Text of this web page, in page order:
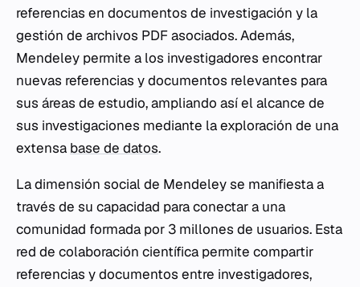
referencias en documentos de investigación y la
gestión de archivos PDF asociados. Además,
Mendeley permite a los investigadores encontrar
nuevas referencias y documentos relevantes para
sus áreas de estudio, ampliando así el alcance de
sus investigaciones mediante la exploración de una
extensa base de datos.
La dimensión social de Mendeley se manifiesta a
través de su capacidad para conectar a una
comunidad formada por 3 millones de usuarios. Esta
red de colaboración científica permite compartir
referencias y documentos entre investigadores,